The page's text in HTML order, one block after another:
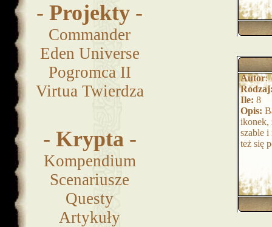
-Projekty -
Commander
Eden Universe
Pogromca II
Virtua Twierdza
- Krypta -
Kompendium
Scenariusze
Questy
Artykuły
Autor:
Ile: 8
Opis:
ikonek,
szable i
też się